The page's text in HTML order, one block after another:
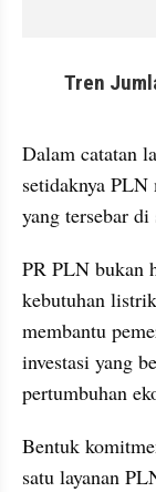
Dalam catatan
setidaknya
yang tersebar
PR PLN bukan
kebutuhan
membantu
investasi yang
pertumbuhan
Bentuk
satu layanan